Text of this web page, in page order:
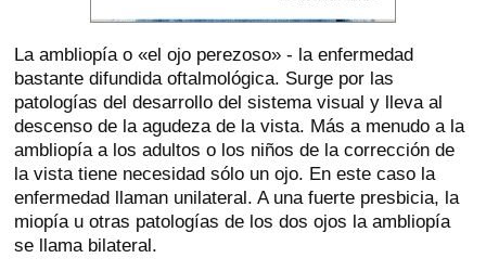
La ambliopía o «el ojo perezoso» - la enfermedad
bastante difundida oftalmológica. Surge por las
patologías del desarrollo del sistema visual y lleva al
descenso de la agudeza de la vista. Más a menudo a la
ambliopía a los adultos o los niños de la corrección de
la vista tiene necesidad sólo un ojo. En este caso la
enfermedad llaman unilateral. A una fuerte presbicia, la
miopía u otras patologías de los dos ojos la ambliopía
se llama bilateral.